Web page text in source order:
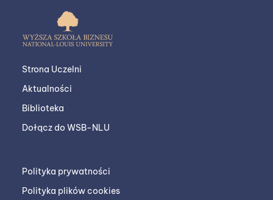
Strona Uczelni
Aktualności
Biblioteka
Dołącz do WSB-NLU
Polityka prywatności
Polityka plików cookies